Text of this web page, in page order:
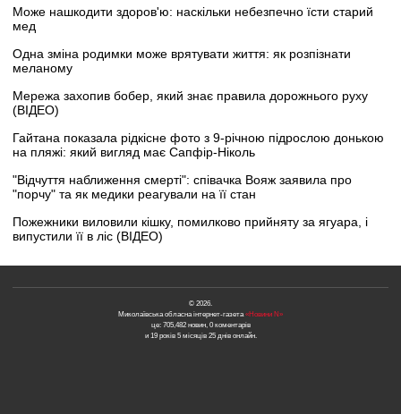
Може нашкодити здоров'ю: наскільки небезпечно їсти старий
мед
Одна зміна родимки може врятувати життя: як розпізнати
меланому
Мережа захопив бобер, який знає правила дорожнього руху
(ВІДЕО)
Гайтана показала рідкісне фото з 9-річною підрослою донькою
на пляжі: який вигляд має Сапфір-Ніколь
"Відчуття наближення смерті": співачка Вояж заявила про
"порчу" та як медики реагували на її стан
Пожежники виловили кішку, помилково прийняту за ягуара, і
випустили її в ліс (ВІДЕО)
© 2026.
Миколаївська обласна інтернет-газета«Новини N»
це: 705,482 новин, 0 коментарів
и 19 років 5 місяців 25 днів онлайн.